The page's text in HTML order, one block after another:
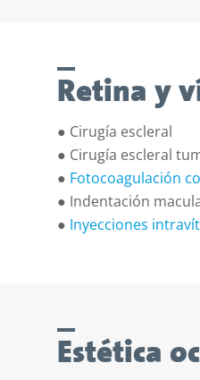
Retina y
● Cirugía escleral
● Cirugía escleral
● Fotocoagulación
● Indentación
● Inyecciones
Estética